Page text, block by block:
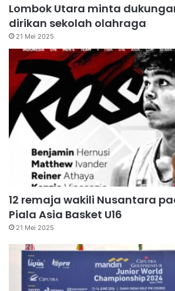
Lombok Utara minta
dirikan sekolah olahraga
21 Mei 2025
12 remaja wakili Nusantara
Piala Asia Basket U16
21 Mei 2025